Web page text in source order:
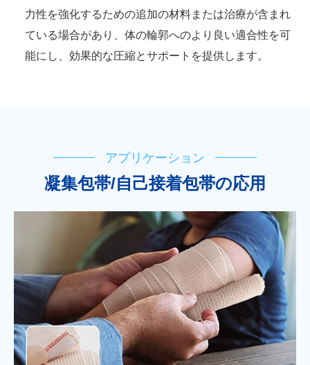
力性を強化するための追加の材料または治療が含まれ
ている場合があり、体の輪郭へのより良い適合性を可
能にし、効果的な圧縮とサポートを提供します。
アプリケーション
凝集包帯/自己接着包帯の応用